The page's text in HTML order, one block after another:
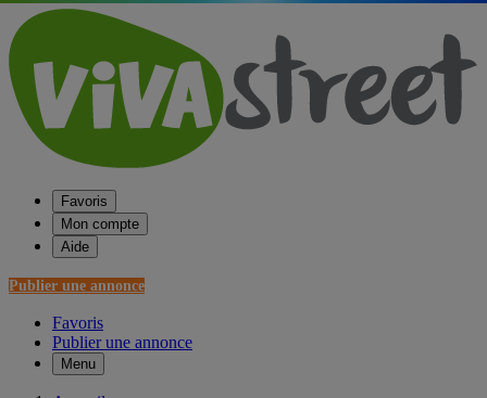
Favoris
Mon compte
Aide
Publier une annonce
Favoris
Publier une annonce
Menu